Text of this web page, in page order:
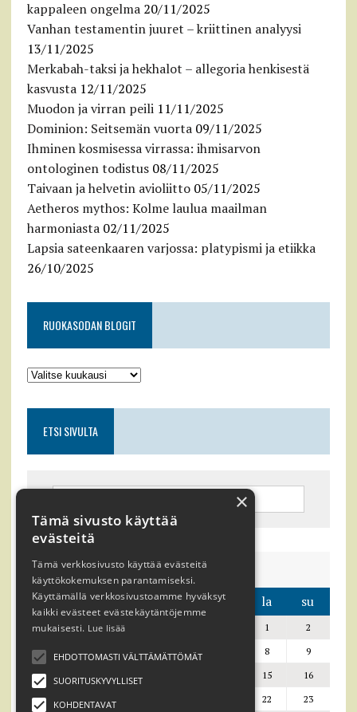
kappaleen ongelma 20/11/2025
Vanhan testamentin juuret – kriittinen analyysi
13/11/2025
Merkabah-taksi ja hekhalot – allegoria henkisestä
kasvusta 12/11/2025
Muodon ja virran peili 11/11/2025
Dominion: Seitsemän vuorta 09/11/2025
Ihminen kosmisessa virrassa: ihmisarvon
ontologinen todistus 08/11/2025
Taivaan ja helvetin avioliitto 05/11/2025
Aetheros mythos: Kolme laulua maailman
harmoniasta 02/11/2025
Lapsia sateenkaaren varjossa: platypismi ja etiikka
26/10/2025
RUOKASODAN BLOGIT
ETSI SIVULTA
elokuu 2026
ma
ti ke to pe la su
1
2
3
4 5 6 8
9
10
11 12 15
16
17
18 22 23
×
Tämä sivusto käyttää
evästeitä
Tämä verkkosivusto käyttää evästeitä
käyttökokemuksen parantamiseksi.
Käyttämällä verkkosivustoamme hyväksyt
kaikki evästeet evästekäytäntöjemme
mukaisesti. Lue lisää
EHDOTTOMASTI VÄLTTÄMÄTTÖMÄT
SUORITUSKYVYLLISET
KOHDENTAVAT